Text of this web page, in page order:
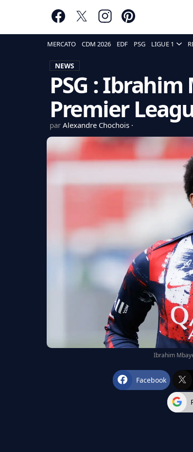
MERCATO CDM 2026 EDF PSG LIGUE 1
NEWS
PSG :
Premier
par Alexandre Chochois
Ibrahim
Facebook